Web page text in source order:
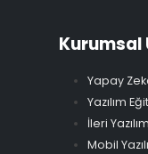
Kurumsal
Yapay
Yazılım
İleri
Mobil